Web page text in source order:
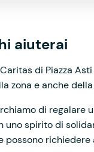
aiuterai
di Piazza
zona e anche
di regalare
uno spirito di
possono